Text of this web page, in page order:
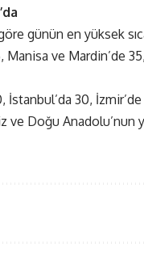
günün en yüksek
Manisa ve Mardin’de
İstanbul’da 30,
Doğu Anadolu’nun